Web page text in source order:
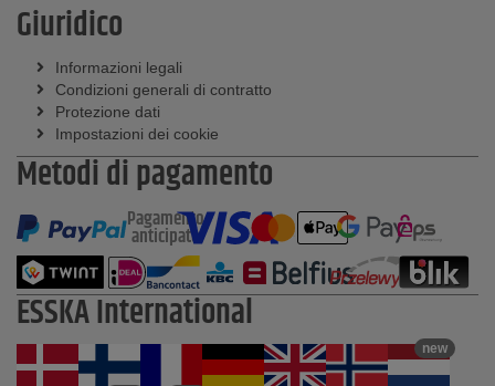
Giuridico
Informazioni legali
Condizioni generali di contratto
Protezione dati
Impostazioni dei cookie
Metodi di pagamento
Pagamento
anticipato
ESSKA International
new